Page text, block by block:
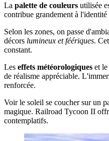
La palette de couleurs utilisée
contribue grandement à
Selon les zones, on passe
décors lumineux et féériques.
constant.
Les effets météorologiques et
de réalisme appréciable.
renforcée.
Voir le soleil se coucher sur un
magique. Railroad Tycoon II
contemplatifs.